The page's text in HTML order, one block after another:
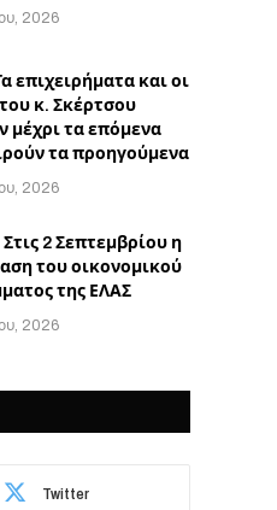
2026
επιχειρήματα και οι
κ. Σκέρτσου
μέχρι τα επόμενα
τα προηγούμενα
2026
2 Σεπτεμβρίου η
του οικονομικού
της ΕΛΑΣ
2026
Twitter